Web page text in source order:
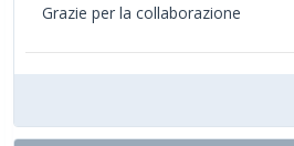
Grazie per la collaborazione